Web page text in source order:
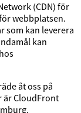
(CDN) för
webbplatsen.
som kan leverera
kan
åt oss på
är CloudFront